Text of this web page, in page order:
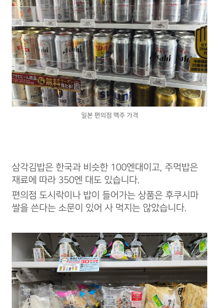
일본 편의점 맥주 가격
삼각김밥은 한국과 비슷한 100엔대이고, 주먹밥은
재료에 따라 350엔 대도 있습니다.
편의점 도시락이나 밥이 들어가는 상품은 후쿠시마
쌀을 쓴다는 소문이 있어 사 먹지는 않았습니다.